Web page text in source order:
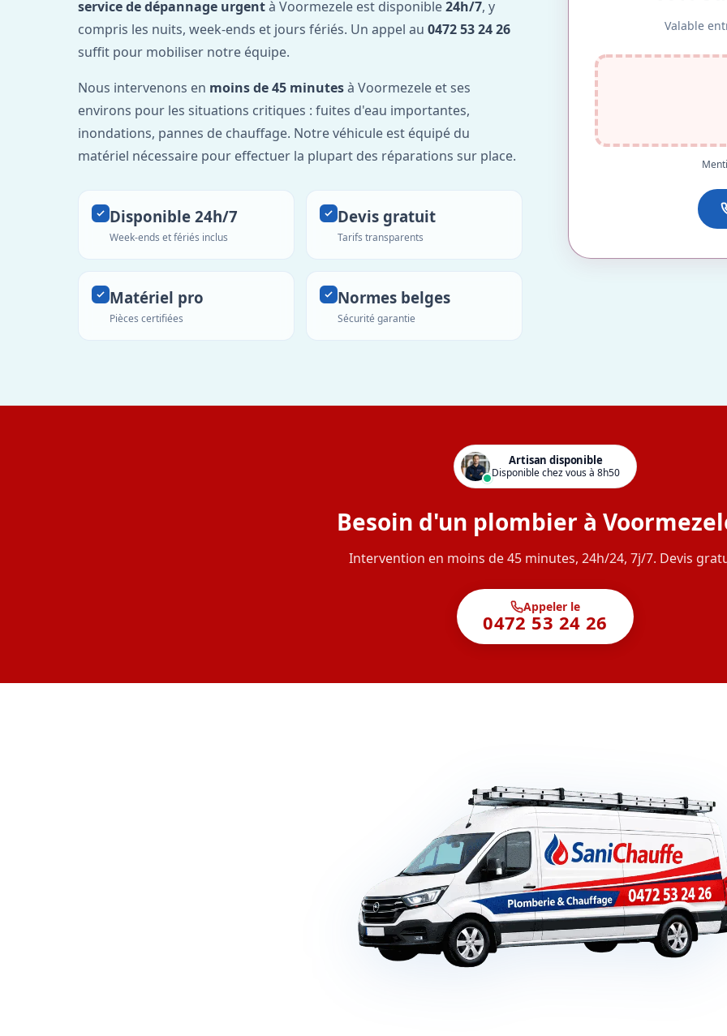
service de dépannage urgentà Voormezele est disponible24h/7, y
compris les nuits, week-ends et jours fériés. Un appel au 0472 53 24 26
suffit pour mobiliser notre équipe.
Nous intervenons en moins de 45 minutesà Voormezele et ses
environs pour les situations critiques : fuites d'eau importantes,
inondations, pannes de chauffage. Notre véhicule est équipé du
matériel nécessaire pour effectuer la plupart des réparations sur place.
Disponible 24h/7
Week-ends et fériés inclus
Devis gratuit
Tarifs transparents
Matériel pro
Pièces certifiées
Normes belges
Sécurité garantie
Valable
Artisan disponible
Disponible chez vous à 8h50
Besoin d'un plombier à
Intervention en moins de 45 minutes, 24h/24, 7j/7. Devis
Appeler le
0472 53 24 26